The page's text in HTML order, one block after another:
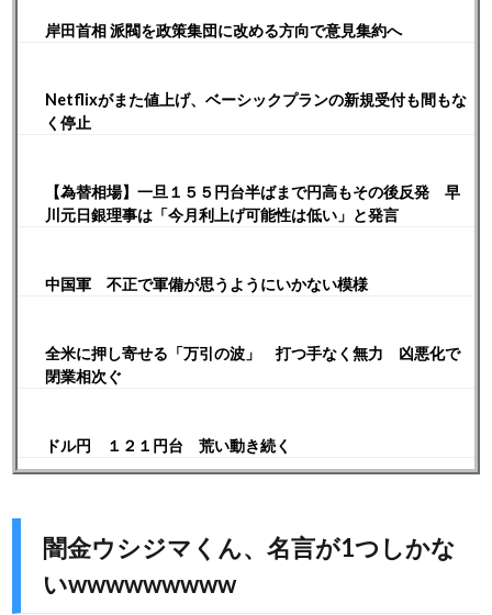
岸田首相 派閥を政策集団に改める方向で意見集約へ
Netflixがまた値上げ、ベーシックプランの新規受付も間もな
く停止
【為替相場】一旦１５５円台半ばまで円高もその後反発 早
川元日銀理事は「今月利上げ可能性は低い」と発言
中国軍 不正で軍備が思うようにいかない模様
全米に押し寄せる「万引の波」 打つ手なく無力 凶悪化で
閉業相次ぐ
ドル円 １２１円台 荒い動き続く
闇金ウシジマくん、名言が1つしかな
いwwwwwwwww